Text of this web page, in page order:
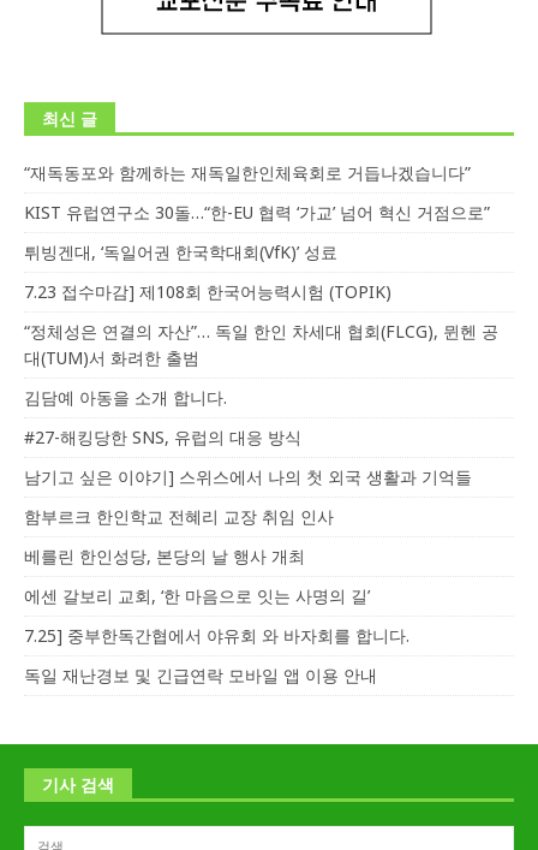
최신 글
“재독동포와 함께하는 재독일한인체육회로 거듭나겠습니다”
KIST 유럽연구소 30돌…“한-EU 협력 ‘가교’ 넘어 혁신 거점으로”
튀빙겐대, ‘독일어권 한국학대회(VfK)’ 성료
7.23 접수마감] 제108회 한국어능력시험 (TOPIK)
“정체성은 연결의 자산”… 독일 한인 차세대 협회(FLCG), 뮌헨 공
대(TUM)서 화려한 출범
김담예 아동을 소개 합니다.
#27-해킹당한 SNS, 유럽의 대응 방식
남기고 싶은 이야기] 스위스에서 나의 첫 외국 생활과 기억들
함부르크 한인학교 전혜리 교장 취임 인사
베를린 한인성당, 본당의 날 행사 개최
에센 갈보리 교회, ‘한 마음으로 잇는 사명의 길’
7.25] 중부한독간협에서 야유회 와 바자회를 합니다.
독일 재난경보 및 긴급연락 모바일 앱 이용 안내
기사 검색